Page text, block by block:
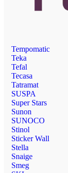
Tempomatic
Teka
Tefal
Tecasa
Tatramat
SUSPA
Super Stars
Sunon
SUNOCO
Stinol
Sticker Wall
Stella
Snaige
Smeg